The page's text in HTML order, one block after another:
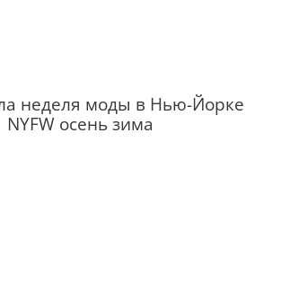
неделя моды в Нью-Йорке
NYFW осень зима